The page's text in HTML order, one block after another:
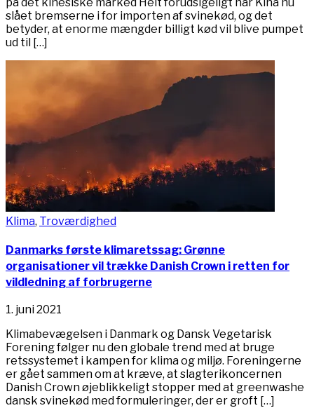
på det kinesiske marked Helt forudsigeligt har Kina nu
slået bremserne i for importen af svinekød, og det
betyder, at enorme mængder billigt kød vil blive pumpet
ud til […]
Klima, Troværdighed
Danmarks første klimaretssag: Grønne
organisationer vil trække Danish Crown i retten for
vildledning af forbrugerne
1. juni 2021
Klimabevægelsen i Danmark og Dansk Vegetarisk
Forening følger nu den globale trend med at bruge
retssystemet i kampen for klima og miljø. Foreningerne
er gået sammen om at kræve, at slagterikoncernen
Danish Crown øjeblikkeligt stopper med at greenwashe
dansk svinekød med formuleringer, der er groft […]